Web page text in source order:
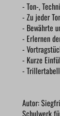
- Ton-,
- Zu jeder
- Bewährte
- Erlernen
-
- Kurze
-
Autor:
Schulwerk